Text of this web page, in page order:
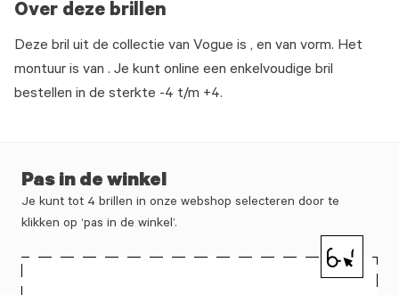
Over deze brillen
Deze bril uit de collectie van Vogue is , en van vorm. Het
montuur is van . Je kunt online een enkelvoudige bril
bestellen in de sterkte -4 t/m +4.
Pas in de winkel
Je kunt tot 4 brillen in onze webshop selecteren door te
klikken op ‘pas in de winkel’.